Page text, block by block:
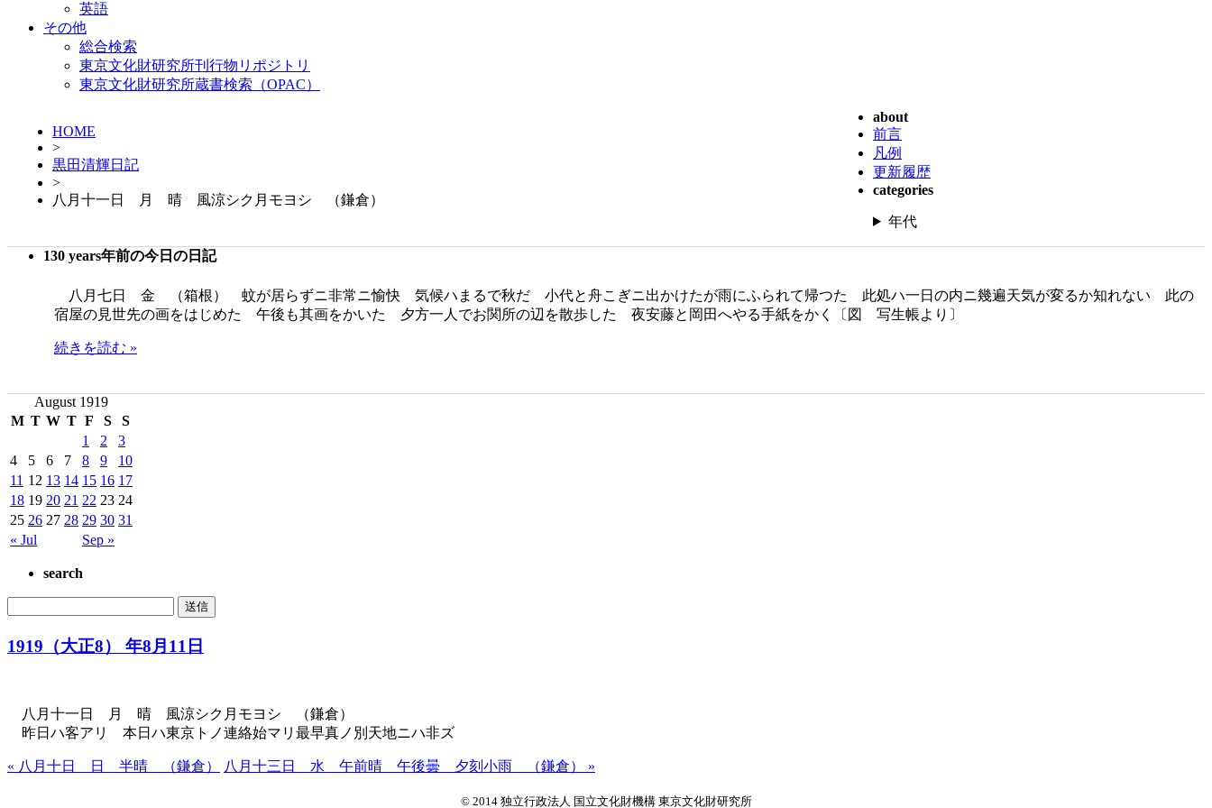
英語
その他
総合検索
東京文化財研究所刊行物リポジトリ
東京文化財研究所蔵書検索（OPAC）
HOME
>
黒田清輝日記
>
八月十一日 月 晴 風涼シク月モヨシ （鎌倉）
about
前言
凡例
更新履歴
categories
年代
130 years年前の今日の日記
八月七日 金 （箱根） 蚊が居らずニ非常ニ愉快 気候ハまるで秋だ 小代と舟こぎニ出かけたが雨にふられて帰つた 此処ハ一日の内ニ幾遍天気が変るか知れない 此の
宿屋の見世先の画をはじめた 午後も其画をかいた 夕方一人でお関所の辺を散歩した 夜安藤と岡田へやる手紙をかく〔図 写生帳より〕
続きを読む »
August 1919
M T W T F S S
« Jul Sep »
1 2
3
4
5 6 7 8 9
10
11 12 13 14 15 16 17
18 19 20 21 22 23 24
25 26 27 28 29 30 31
search
1919（大正8） 年8月11日
八月十一日 月 晴 風涼シク月モヨシ （鎌倉）
昨日ハ客アリ 本日ハ東京トノ連絡始マリ最早真ノ別天地ニハ非ズ
« 八月十日 日 半晴 （鎌倉） 八月十三日 水 午前晴 午後曇 夕刻小雨 （鎌倉） »
© 2014 独立行政法人 国立文化財機構 東京文化財研究所